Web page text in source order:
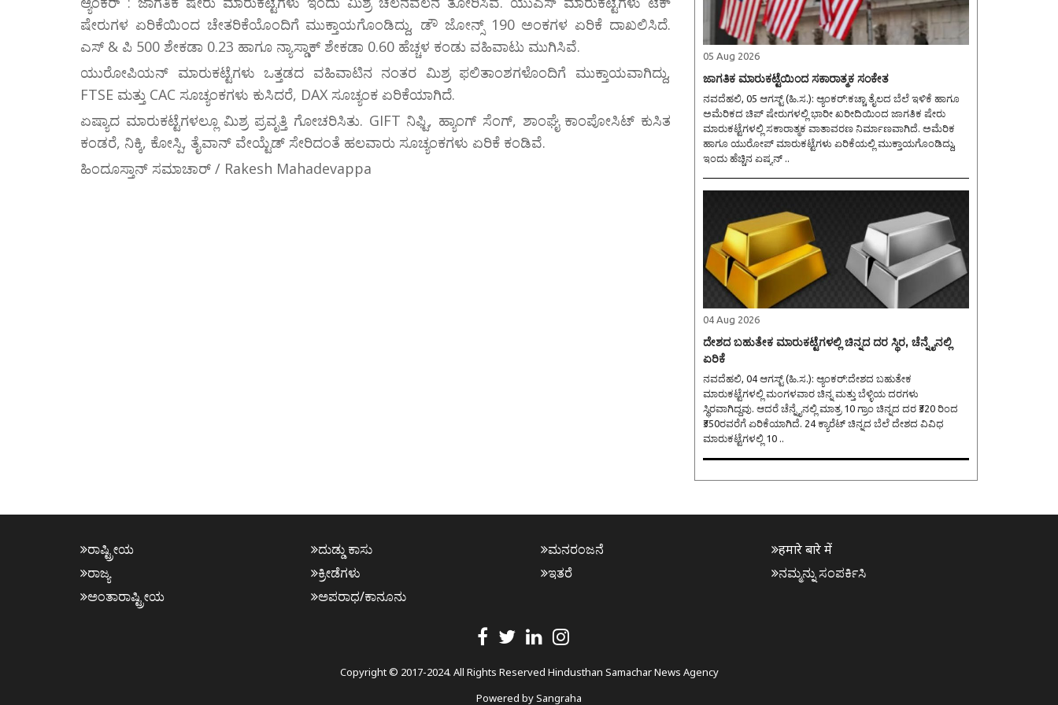
ಷೇರುಗಳ ಏರಿಕೆಯಿಂದ ಚೇತರಿಕೆಯೊಂದಿಗೆ ಮುಕ್ತಾಯಗೊಂಡಿದ್ದು, ಡೌ ಜೋನ್ಸ್ 190 ಅಂಕಗಳ ಏರಿಕೆ ದಾಖಲಿಸಿದೆ.
ಎಸ್ & ಪಿ 500 ಶೇಕಡಾ 0.23 ಹಾಗೂ ನ್ಯಾಸ್ಡಾಕ್ ಶೇಕಡಾ 0.60 ಹೆಚ್ಚಳ ಕಂಡು ವಹಿವಾಟು ಮುಗಿಸಿವೆ.
ಯುರೋಪಿಯನ್ ಮಾರುಕಟ್ಟೆಗಳು ಒತ್ತಡದ ವಹಿವಾಟಿನ ನಂತರ ಮಿಶ್ರ ಫಲಿತಾಂಶಗಳೊಂದಿಗೆ ಮುಕ್ತಾಯವಾಗಿದ್ದು,
FTSE ಮತ್ತು CAC ಸೂಚ್ಯಂಕಗಳು ಕುಸಿದರೆ, DAX ಸೂಚ್ಯಂಕ ಏರಿಕೆಯಾಗಿದೆ.
ಏಷ್ಯಾದ ಮಾರುಕಟ್ಟೆಗಳಲ್ಲೂ ಮಿಶ್ರ ಪ್ರವೃತ್ತಿ ಗೋಚರಿಸಿತು. GIFT ನಿಫ್ಟಿ, ಹ್ಯಾಂಗ್ ಸೆಂಗ್, ಶಾಂಘೈ ಕಾಂಪೋಸಿಟ್ ಕುಸಿತ
ಕಂಡರೆ, ನಿಕ್ಕಿ, ಕೋಸ್ಪಿ, ತೈವಾನ್ ವೇಯ್ಟೆಡ್ ಸೇರಿದಂತೆ ಹಲವಾರು ಸೂಚ್ಯಂಕಗಳು ಏರಿಕೆ ಕಂಡಿವೆ.
ಹಿಂದೂಸ್ತಾನ್ ಸಮಾಚಾರ್ / Rakesh Mahadevappa
05 Aug 2026
ಜಾಗತಿಕ ಮಾರುಕಟ್ಟೆಯಿಂದ ಸಕಾರಾತ್ಮಕ ಸಂಕೇತ
ನವದೆಹಲಿ, 05 ಆಗಸ್ಟ್ (ಹಿ.ಸ.): ಆ್ಯಂಕರ್:ಕಚ್ಚಾ ತೈಲದ ಬೆಲೆ ಇಳಿಕೆ ಹಾಗೂ
ಅಮೆರಿಕದ ಚಿಪ್ ಷೇರುಗಳಲ್ಲಿ ಭಾರೀ ಖರೀದಿಯಿಂದ ಜಾಗತಿಕ ಷೇರು
ಮಾರುಕಟ್ಟೆಗಳಲ್ಲಿ ಸಕಾರಾತ್ಮಕ ವಾತಾವರಣ ನಿರ್ಮಾಣವಾಗಿದೆ. ಅಮೆರಿಕ
ಹಾಗೂ ಯುರೋಪ್ ಮಾರುಕಟ್ಟೆಗಳು ಏರಿಕೆಯಲ್ಲಿ ಮುಕ್ತಾಯಗೊಂಡಿದ್ದು,
ಇಂದು ಹೆಚ್ಚಿನ ಏಷ್ಯನ್ ..
04 Aug 2026
ದೇಶದ ಬಹುತೇಕ ಮಾರುಕಟ್ಟೆಗಳಲ್ಲಿ ಚಿನ್ನದ ದರ ಸ್ಥಿರ, ಚೆನ್ನೈನಲ್ಲಿ
ಏರಿಕೆ
ನವದೆಹಲಿ, 04 ಆಗಸ್ಟ್ (ಹಿ.ಸ.): ಆ್ಯಂಕರ್:ದೇಶದ ಬಹುತೇಕ
ಮಾರುಕಟ್ಟೆಗಳಲ್ಲಿ ಮಂಗಳವಾರ ಚಿನ್ನ ಮತ್ತು ಬೆಳ್ಳಿಯ ದರಗಳು
ಸ್ಥಿರವಾಗಿದ್ದವು. ಆದರೆ ಚೆನ್ನೈನಲ್ಲಿ ಮಾತ್ರ 10 ಗ್ರಾಂ ಚಿನ್ನದ ದರ ₹320 ರಿಂದ
₹350ರವರೆಗೆ ಏರಿಕೆಯಾಗಿದೆ. 24 ಕ್ಯಾರೆಟ್ ಚಿನ್ನದ ಬೆಲೆ ದೇಶದ ವಿವಿಧ
ಮಾರುಕಟ್ಟೆಗಳಲ್ಲಿ 10 ..
ರಾಷ್ಟ್ರೀಯ
ರಾಜ್ಯ
ಅಂತಾರಾಷ್ಟ್ರೀಯ
ದುಡ್ಡು ಕಾಸು
ಕ್ರೀಡೆಗಳು
ಅಪರಾಧ/ಕಾನೂನು
ಮನರಂಜನೆ
ಇತರೆ
हमारे बारे में
ನಮ್ಮನ್ನು ಸಂಪರ್ಕಿಸಿ
Copyright © 2017-2024. All Rights Reserved Hindusthan Samachar News Agency
Powered bySangraha